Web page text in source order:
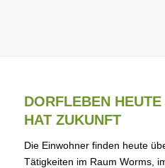
DORFLEBEN
HAT ZUKUNFT
Die Einwohner finden heute
Tätigkeiten im Raum Worms,